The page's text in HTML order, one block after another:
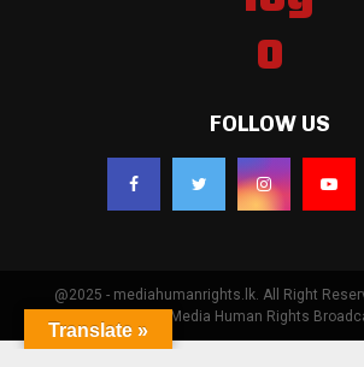
FOLLOW US
@2025 - mediahumanrights.lk. All Right
Developed by Media Human Rights
Translate »